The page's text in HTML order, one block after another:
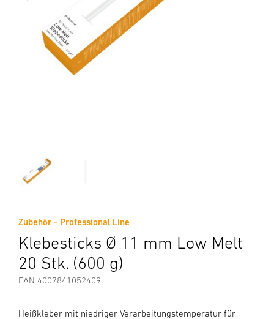
Zubehör - Professional Line
Klebesticks Ø 11 mm Low Melt
20 Stk. (600 g)
EAN 4007841052409
Heißkleber mit niedriger Verarbeitungstemperatur für